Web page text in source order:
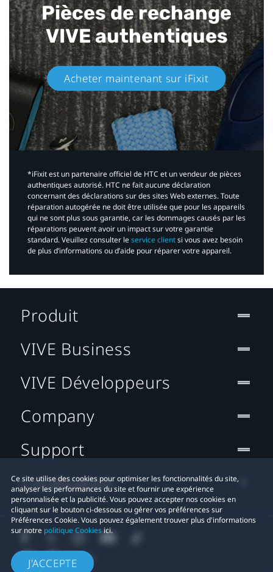
Pièces de rechange
VIVE authentiques​
Acheter maintenant sur iFixit​
*iFixit est un partenaire officiel de HTC et un vendeur de pièces
authentiques autorisé. HTC ne fait aucune déclaration
concernant des déclarations sur des sites Web externes. Toute
réparation autogérée ne doit être utilisée que pour les appareils
qui ne sont plus sous garantie, car les dommages causés par les
réparations peuvent avoir un impact sur votre garantie
standard. Veuillez consulter leservice clientsi vous avez besoin
de plus d’informations ou d’aide pour réparer votre appareil.​
Ce site utilise des cookies pour optimiser les fonctionnalités du site,
analyser les performances du site et fournir une expérience
personnalisée et la publicité. Vous pouvez accepter nos cookies en
cliquant sur le bouton ci-dessous ou gérer vos préférences sur
Préférences Cookie. Vous pouvez également trouver plus d'informations
sur notre politique Cookiesici.
J'ACCEPTE
Produit
VIVE Business
VIVE Développeurs
Company
Support
Localisation